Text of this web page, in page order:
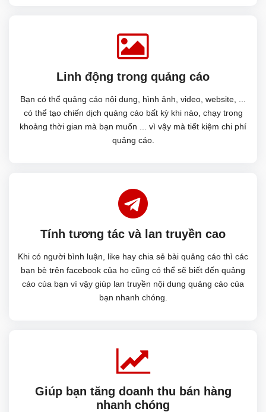
Linh động trong quảng cáo
Bạn có thể quảng cáo nội dung, hình ảnh, video, website, ...
có thể tạo chiến dịch quảng cáo bất kỳ khi nào, chạy trong
khoảng thời gian mà bạn muốn ... vì vậy mà tiết kiệm chi phí
quảng cáo.
Tính tương tác và lan truyền cao
Khi có người bình luận, like hay chia sẻ bài quảng cáo thì các
bạn bè trên facebook của họ cũng có thể sẽ biết đến quảng
cáo của bạn vì vậy giúp lan truyền nội dung quảng cáo của
bạn nhanh chóng.
Giúp bạn tăng doanh thu bán hàng
nhanh chóng